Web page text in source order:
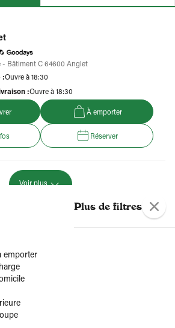
Plus de filtres
emporter
- Bâtiment C 64600 Anglet
:Ouvre à 18:30
:Ouvre à 18:30
À emporter
Réserver
Voir plus
Del Arte